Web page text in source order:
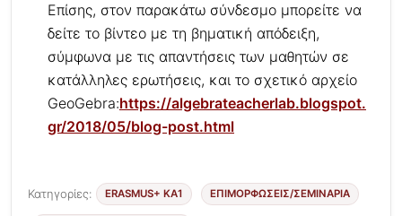
Επίσης, στον παρακάτω σύνδεσμο μπορείτε να
δείτε το βίντεο με τη βηματική απόδειξη,
σύμφωνα με τις απαντήσεις των μαθητών σε
κατάλληλες ερωτήσεις, και το σχετικό αρχείο
GeoGebra:https://algebrateacherlab.blogspot.
gr/2018/05/blog-post.html
Κατηγορίες: ERASMUS+ KA1 ΕΠΙΜΟΡΦΏΣΕΙΣ/ΣΕΜΙΝΆΡΙΑ